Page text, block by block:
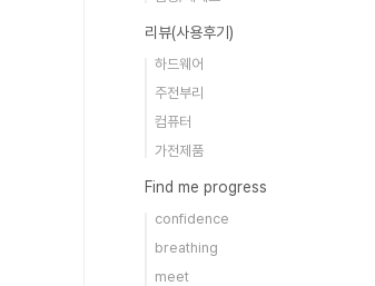
리뷰(사용후기)
하드웨어
주전부리
컴퓨터
가전제품
Find me progress
confidence
breathing
meet